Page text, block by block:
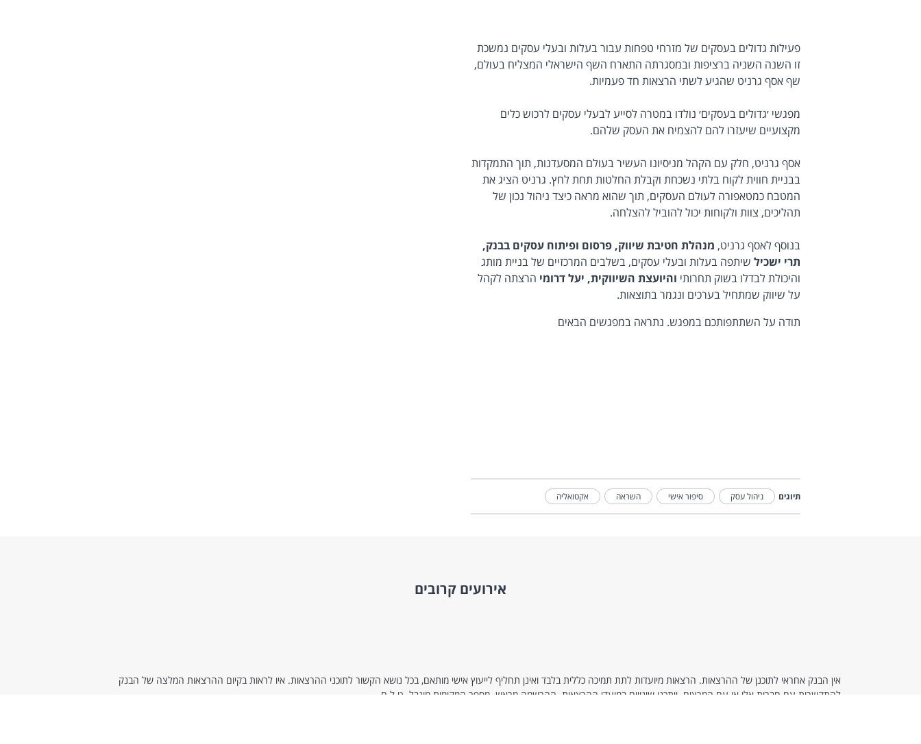
פעילות גדולים בעסקים של מזרחי טפחות עבור בעלות ובעלי עסקים נמשכת
זו השנה השניה ברציפות ובמסגרתה התארח השף הישראלי המצליח בעולם,
שף אסף גרניט שהגיע לשתי הרצאות חד פעמיות.
מפגשי ׳גדולים בעסקים׳ נולדו במטרה לסייע לבעלי עסקים לרכוש כלים
מקצועיים שיעזרו להם להצמיח את העסק שלהם.
אסף גרניט, חלק עם הקהל מניסיונו העשיר בעולם המסעדנות, תוך התמקדות
בבניית חווית לקוח בלתי נשכחת וקבלת החלטות תחת לחץ. גרניט הציג את
המטבח כמטאפורה לעולם העסקים, תוך שהוא מראה כיצד ניהול נכון של
תהליכים, צוות ולקוחות יכול להוביל להצלחה.
בנוסף לאסף גרניט, מנהלת חטיבת שיווק, פרסום ופיתוח עסקים בבנק,
תרי ישכיל שיתפה בעלות ובעלי עסקים, בשלבים המרכזיים של בניית מותג
והיכולת לבדלו בשוק תחרותי והיועצת השיווקית, יעל דרומי הרצתה לקהל
על שיווק שמתחיל בערכים ונגמר בתוצאות.
תודה על השתתפותכם במפגש. נתראה במפגשים הבאים
תיוגים ניהול עסק סיפור אישי השראה אקטואליה
אירועים קרובים
אין הבנק אחראי לתוכנן של ההרצאות. הרצאות מיועדות לתת תמיכה כללית בלבד ואינן תחליף לייעוץ אישי מותאם, בכל נושא הקשור לתוכני ההרצאות. איו לראות בקיום ההרצאות המלצה של הבנק
להתקשרות עם חברות אלו או עם המרצים. ייתכנו שינויים במועדי ההרצאות. ההרשמה מראש. מספר המקומות מוגבל. ט.ל.ח.